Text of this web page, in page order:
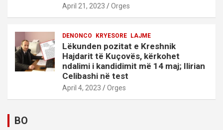
April 21, 2023 Orges
DENONCO KRYESORE LAJME
Lëkunden pozitat e Kreshnik
Hajdarit të Kuçovës, kërkohet
ndalimi i kandidimit më 14 maj; Ilirian
Celibashi në test
April 4, 2023 Orges
BO